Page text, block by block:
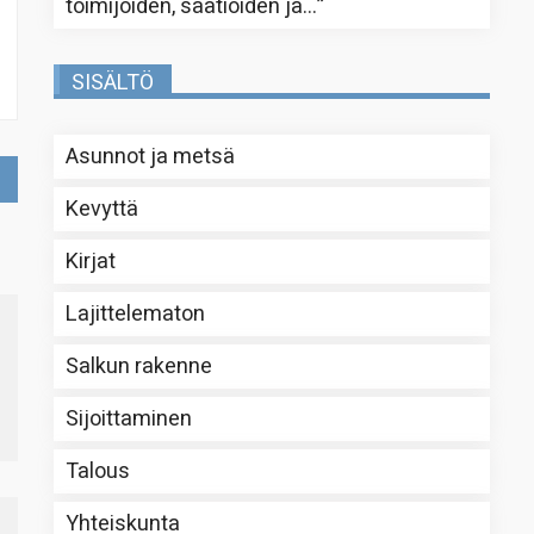
toimijoiden, säätiöiden ja…”
SISÄLTÖ
Asunnot ja metsä
Kevyttä
Kirjat
Lajittelematon
Salkun rakenne
Sijoittaminen
Talous
Yhteiskunta